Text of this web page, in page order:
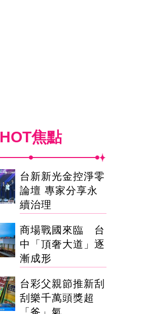
HOT焦點
台新新光金控淨零
論壇 專家分享永
續治理
商場戰國來臨 台
中「頂奢大道」逐
漸成形
台彩父親節推新刮
刮樂千萬頭獎超